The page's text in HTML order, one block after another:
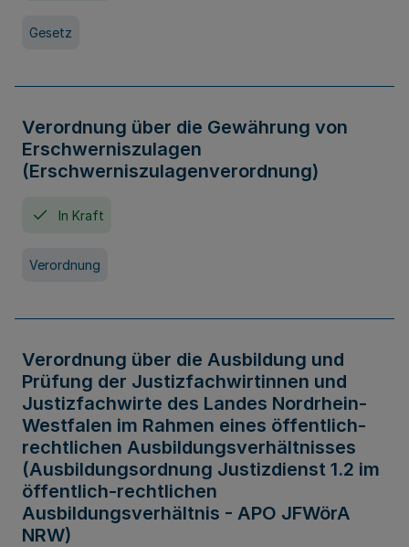
Gesetz
Verordnung über die Gewährung von
Erschwerniszulagen
(Erschwerniszulagenverordnung)
In Kraft
Verordnung
Verordnung über die Ausbildung und
Prüfung der Justizfachwirtinnen und
Justizfachwirte des Landes Nordrhein-
Westfalen im Rahmen eines öffentlich-
rechtlichen Ausbildungsverhältnisses
(Ausbildungsordnung Justizdienst 1.2 im
öffentlich-rechtlichen
Ausbildungsverhältnis - APO JFWörA
NRW)